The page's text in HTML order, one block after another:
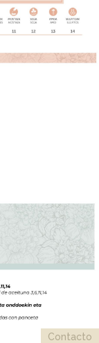
Contacto